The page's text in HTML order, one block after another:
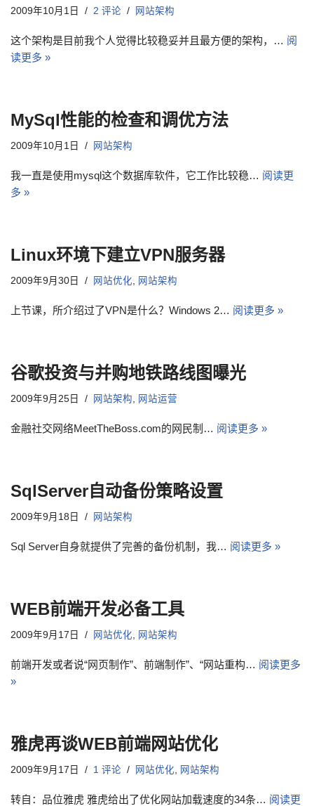
2009年10月1日 2 评论 网站架构
这个架构是目前我个人觉得比较稳妥并且最方便的架构，… 阅
读更多 »
MySql性能的检查和调优方法
2009年10月1日 网站架构
我一直是使用mysql这个数据库软件，它工作比较稳… 阅读更
多 »
Linux环境下建立VPN服务器
2009年9月30日 网站优化, 网站架构
上节课，所介绍过了VPN是什么？Windows 2… 阅读更多 »
谷歌投资与并购地铁路线图曝光
2009年9月25日 网站架构, 网站运营
金融社交网络MeetTheBoss.com的网民制… 阅读更多 »
SqlServer自动备份策略设置
2009年9月18日 网站架构
Sql Server自身就提供了完善的备份机制，我… 阅读更多 »
WEB前端开发必备工具
2009年9月17日 网站优化, 网站架构
前端开发或者说“网页制作”、前端制作”、“网站重构… 阅读更多
»
雅虎再谈WEB前端网站优化
2009年9月17日 1 评论 网站优化, 网站架构
转自：品位雅虎 雅虎给出了优化网站加载速度的34条… 阅读更